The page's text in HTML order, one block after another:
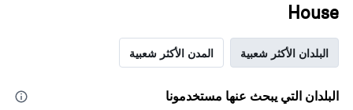
House
البلدان الأكثر شعبية المدن الأكثر شعبية
البلدان التي يبحث عنها مستخدمونا